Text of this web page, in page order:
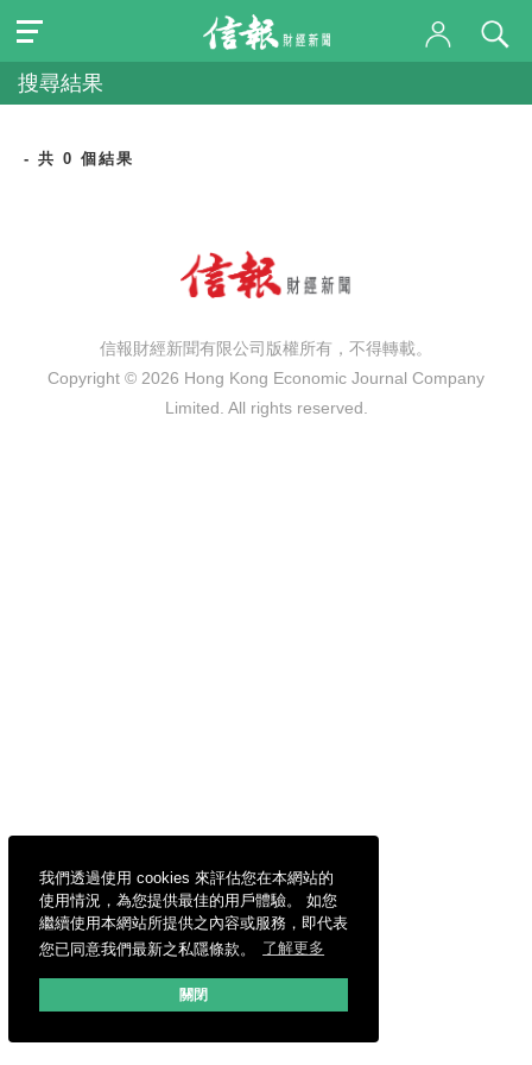
我們透過使用 cookies 來評估您在本網站的
使用情況，為您提供最佳的用戶體驗。 如您
繼續使用本網站所提供之內容或服務，即代表
您已同意我們最新之私隱條款。
了解更多
關閉
搜尋結果
- 共 0 個結果
信報財經新聞有限公司版權所有，不得轉載。
Copyright © 2026 Hong Kong Economic Journal Company
Limited. All rights reserved.